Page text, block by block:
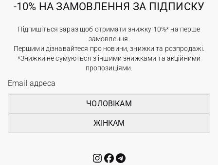
-10% НА ЗАМОВЛЕННЯ ЗА ПІДПИСКУ
Підпишіться зараз щоб отримати знижку 10%* на перше
замовлення.
Першими дізнавайтеся про новини, знижки та розпродажі.
*Знижки не сумуються з іншими знижками та акційними
пропозиціями.
ЧОЛОВІКАМ
ЖІНКАМ